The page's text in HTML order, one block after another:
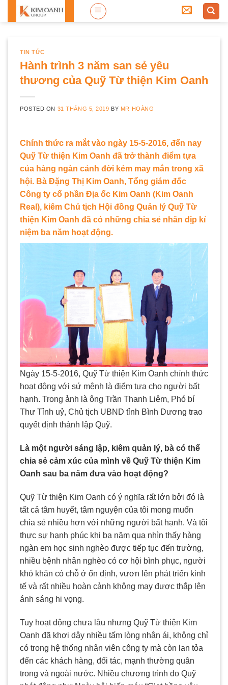
TIN TỨC
Hành trình 3 năm san sẻ yêu
thương của Quỹ Từ thiện Kim Oanh
POSTED ON 31 THÁNG 5, 2019 BY MR HOÀNG
Chính thức ra mắt vào ngày 15-5-2016, đến nay
Quỹ Từ thiện Kim Oanh đã trở thành điểm tựa
của hàng ngàn cảnh đời kém may mắn trong xã
hội. Bà Đặng Thị Kim Oanh, Tổng giám đốc
Công ty cổ phần Địa ốc Kim Oanh (Kim Oanh
Real), kiêm Chủ tịch Hội đồng Quản lý Quỹ Từ
thiện Kim Oanh đã có những chia sẻ nhân dịp kỉ
niệm ba năm hoạt động.
Ngày 15-5-2016, Quỹ Từ thiện Kim Oanh chính thức
hoạt động với sứ mệnh là điểm tựa cho người bất
hạnh. Trong ảnh là ông Trần Thanh Liêm, Phó bí
Thư Tỉnh uỷ, Chủ tịch UBND tỉnh Bình Dương trao
quyết định thành lập Quỹ.
Là một người sáng lập, kiêm quản lý, bà có thể
chia sẻ cảm xúc của mình về Quỹ Từ thiện Kim
Oanh sau ba năm đưa vào hoạt động?
Quỹ Từ thiện Kim Oanh có ý nghĩa rất lớn bởi đó là
tất cả tâm huyết, tâm nguyện của tôi mong muốn
chia sẻ nhiều hơn với những người bất hạnh. Và tôi
thực sự hạnh phúc khi ba năm qua nhìn thấy hàng
ngàn em học sinh nghèo được tiếp tục đến trường,
nhiều bệnh nhân nghèo có cơ hội bình phục, người
khó khăn có chỗ ở ổn định, vươn lên phát triển kinh
tế và rất nhiều hoàn cảnh không may được thắp lên
ánh sáng hi vọng.
Tuy hoạt động chưa lâu nhưng Quỹ Từ thiện Kim
Oanh đã khơi dậy nhiều tấm lòng nhân ái, không chỉ
có trong hệ thống nhân viên công ty mà còn lan tỏa
đến các khách hàng, đối tác, mạnh thường quân
trong và ngoài nước. Nhiều chương trình do Quỹ